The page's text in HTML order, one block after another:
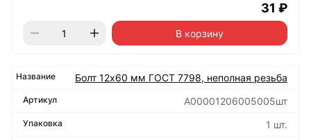
31 ₽
В корзину
Болт 12х60 мм ГОСТ 7798, неполная резьба
А00001206005005шт
1 шт.